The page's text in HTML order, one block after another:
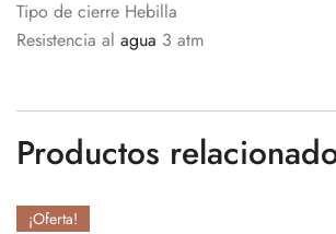
Tipo de cierre Hebilla
Resistencia al agua 3 atm
Productos
¡Oferta!